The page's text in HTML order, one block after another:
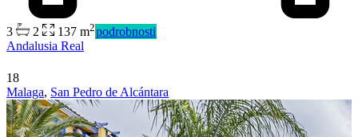
3 2 137 m2podrobnosti
Andalusia Real
18
Malaga, San Pedro de Alcántara